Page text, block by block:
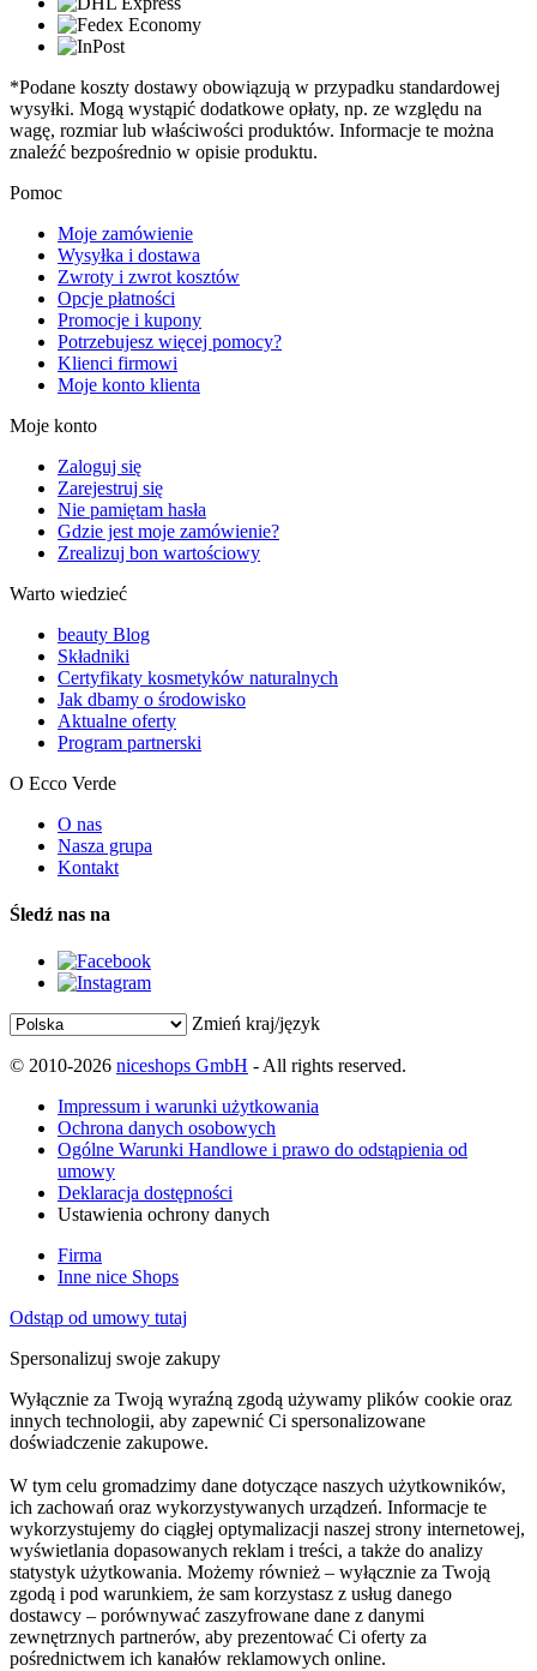
*Podane koszty dostawy obowiązują w przypadku standardowej
wysyłki. Mogą wystąpić dodatkowe opłaty, np. ze względu na
wagę, rozmiar lub właściwości produktów. Informacje te można
znaleźć bezpośrednio w opisie produktu.
Pomoc
Moje zamówienie
Wysyłka i dostawa
Zwroty i zwrot kosztów
Opcje płatności
Promocje i kupony
Potrzebujesz więcej pomocy?
Klienci firmowi
Moje konto klienta
Moje konto
Zaloguj się
Zarejestruj się
Nie pamiętam hasła
Gdzie jest moje zamówienie?
Zrealizuj bon wartościowy
Warto wiedzieć
beauty Blog
Składniki
Certyfikaty kosmetyków naturalnych
Jak dbamy o środowisko
Aktualne oferty
Program partnerski
O Ecco Verde
O nas
Nasza grupa
Kontakt
Śledź nas na
Zmień kraj/język
© 2010-2026 niceshops GmbH - All rights reserved.
Impressum i warunki użytkowania
Ochrona danych osobowych
Ogólne Warunki Handlowe i prawo do odstąpienia od
umowy
Deklaracja dostępności
Ustawienia ochrony danych
Firma
Inne nice Shops
Odstąp od umowy tutaj
Spersonalizuj swoje zakupy
Wyłącznie za Twoją wyraźną zgodą używamy plików cookie oraz
innych technologii, aby zapewnić Ci spersonalizowane
doświadczenie zakupowe.
W tym celu gromadzimy dane dotyczące naszych użytkowników,
ich zachowań oraz wykorzystywanych urządzeń. Informacje te
wykorzystujemy do ciągłej optymalizacji naszej strony internetowej,
wyświetlania dopasowanych reklam i treści, a także do analizy
statystyk użytkowania. Możemy również – wyłącznie za Twoją
zgodą i pod warunkiem, że sam korzystasz z usług danego
dostawcy – porównywać zaszyfrowane dane z danymi
zewnętrznych partnerów, aby prezentować Ci oferty za
pośrednictwem ich kanałów reklamowych online.